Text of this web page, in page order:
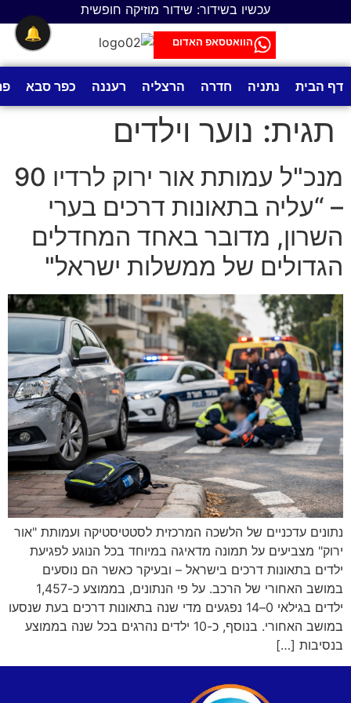
עכשיו בשידור: שידור מוזיקה חופשית
הוואטסאפ האדום
דף הבית נתניה חדרה הרצליה רעננה כפר סבא
תגית: נוער וילדים
מנכ"ל עמותת אור ירוק לרדיו 90
– “עליה בתאונות דרכים בערי
השרון, מדובר באחד המחדלים
הגדולים של ממשלות ישראל"
נתונים עדכניים של הלשכה המרכזית לסטטיסטיקה ועמותת "אור
ירוק" מצביעים על תמונה מדאיגה במיוחד בכל הנוגע לפגיעת
ילדים בתאונות דרכים בישראל – ובעיקר כאשר הם נוסעים
במושב האחורי של הרכב. על פי הנתונים, בממוצע כ-1,457
ילדים בגילאי 0–14 נפגעים מדי שנה בתאונות דרכים בעת שנסעו
במושב האחורי. בנוסף, כ-10 ילדים נהרגים בכל שנה בממוצע
בנסיבות […]
🔔